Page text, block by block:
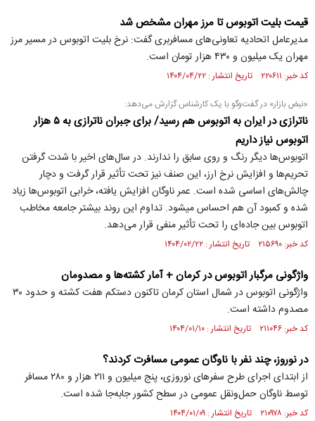
قیمت بلیت اتوبوس تا مرز مهران مشخص شد
مدیرعامل اتحادیه تعاونی‌های مسافربری گفت: نرخ بلیت اتوبوس در مسیر مرز
مهران یک میلیون و ۴۳۰ هزار تومان است.
کد خبر: ۲۲۰۶۱۱ تاریخ انتشار : ۱۴۰۴/۰۴/۲۲
«نبض بازار» در گفت‌و‌گو با یک کارشناس گزارش می‌دهد:
ناترازی در ایران به اتوبوس هم رسید/ برای جبران ناترازی به ۵ هزار
اتوبوس نیاز داریم
اتوبوس‌ها دیگر رنگ و روی سابق را ندارند. در سال‌های اخیر با شدت گرفتن
تحریم‌ها و افزایش نرخ ارز، این صنف نیز تحت تأثیر قرار گرفت و دچار
چالش‌های اساسی شده است. عمر ناوگان افزایش یافته، خرابی اتوبوس‌ها زیاد
شده و کمبود آن هم احساس میشود. تداوم این روند بیشتر جامعه مخاطب
اتوبوس بین جاد‌ه‌ای را تحت تأثیر منفی قرار می‌دهد.
کد خبر: ۲۱۵۶۹۰ تاریخ انتشار : ۱۴۰۴/۰۲/۲۲
واژگونی مرگبار اتوبوس در کرمان + آمار کشته‌ها و مصدومان
واژگونی اتوبوس در شمال استان کرمان تاکنون دستکم هفت کشته و حدود ۳۰
مصدوم داشته است.
کد خبر: ۲۱۱۰۴۶ تاریخ انتشار : ۱۴۰۴/۰۱/۱۰
در نوروز، چند نفر با ناوگان عمومی مسافرت کردند؟
از ابتدای اجرای طرح سفرهای نوروزی، پنج میلیون و ۲۱۱ هزار و ۲۸۰ مسافر
توسط ناوگان حمل‌ونقل عمومی در سطح کشور جابه‌جا شده است.
کد خبر: ۲۱۰۹۷۸ تاریخ انتشار : ۱۴۰۴/۰۱/۰۹